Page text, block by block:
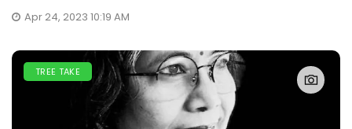
Apr 24, 2023 10:19 AM
TREE TAKE